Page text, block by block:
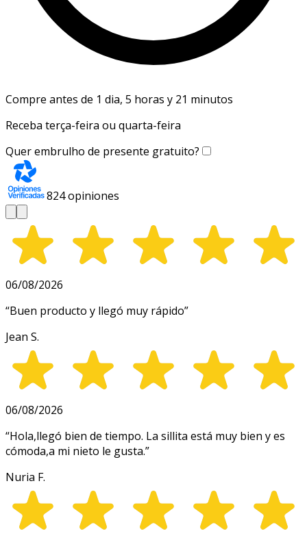
Compre antes de 1 dia, 5 horas y 21 minutos
Receba terça-feira ou quarta-feira
Quer embrulho de presente gratuito?
824opiniones
06/08/2026
“Buen producto y llegó muy rápido”
Jean S.
06/08/2026
“Hola,llegó bien de tiempo. La sillita está muy bien y es
cómoda,a mi nieto le gusta.”
Nuria F.